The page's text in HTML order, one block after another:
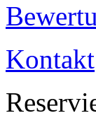
Kontakt